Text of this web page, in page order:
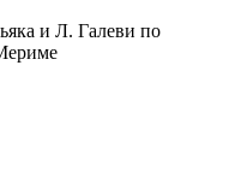
и Л. Галеви по